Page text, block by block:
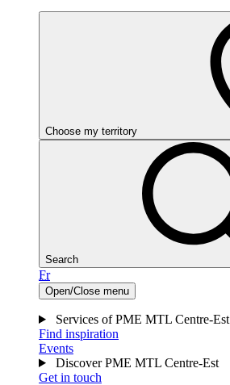
Choose my territory
Search
Fr
Open/Close menu
Services of PME MTL Centre-Est
Find inspiration
Events
Discover PME MTL Centre-Est
Get in touch